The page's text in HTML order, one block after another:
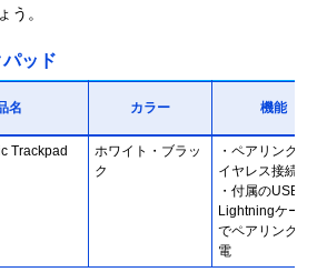
う。
ッド
名 カラー 機能
Trackpad
ホワイト・ブラッ
ク
・ペアリングで
イヤレス接続
・付属のUSB-C-
Lightningケーブ
でペアリングと
電